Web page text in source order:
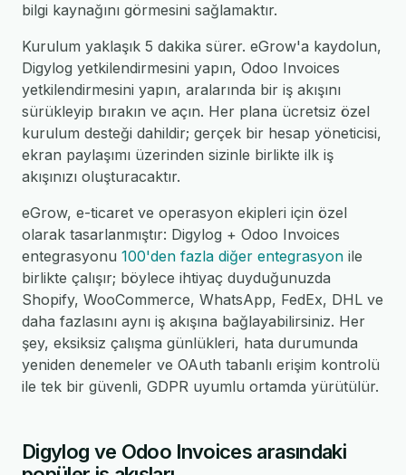
bilgi kaynağını görmesini sağlamaktır.
Kurulum yaklaşık 5 dakika sürer. eGrow'a kaydolun,
Digylog yetkilendirmesini yapın, Odoo Invoices
yetkilendirmesini yapın, aralarında bir iş akışını
sürükleyip bırakın ve açın. Her plana ücretsiz özel
kurulum desteği dahildir; gerçek bir hesap yöneticisi,
ekran paylaşımı üzerinden sizinle birlikte ilk iş
akışınızı oluşturacaktır.
eGrow, e-ticaret ve operasyon ekipleri için özel
olarak tasarlanmıştır: Digylog + Odoo Invoices
entegrasyonu 100'den fazla diğer entegrasyon ile
birlikte çalışır; böylece ihtiyaç duyduğunuzda
Shopify, WooCommerce, WhatsApp, FedEx, DHL ve
daha fazlasını aynı iş akışına bağlayabilirsiniz. Her
şey, eksiksiz çalışma günlükleri, hata durumunda
yeniden denemeler ve OAuth tabanlı erişim kontrolü
ile tek bir güvenli, GDPR uyumlu ortamda yürütülür.
Digylog ve Odoo Invoices arasındaki